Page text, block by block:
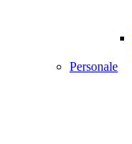
Personale